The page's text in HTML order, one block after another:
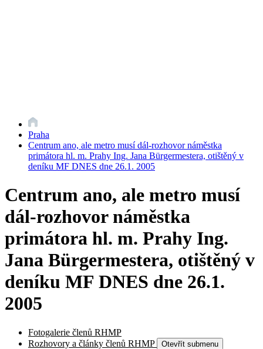
Praha
Centrum ano, ale metro musí dál-rozhovor náměstka
primátora hl. m. Prahy Ing. Jana Bürgermestera, otištěný v
deníku MF DNES dne 26.1. 2005
Centrum ano, ale metro musí
dál-rozhovor náměstka
primátora hl. m. Prahy Ing.
Jana Bürgermestera, otištěný v
deníku MF DNES dne 26.1.
2005
Fotogalerie členů RHMP
Rozhovory a články členů RHMP
Otevřít submenu